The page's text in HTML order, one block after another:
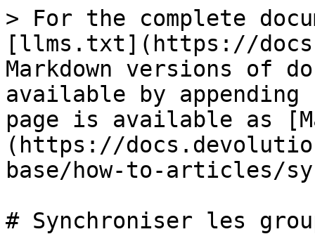
> For the complete
[llms.txt](https://
Markdown versions of
available by
page is available as
(https://
base/how-to-articles/
# Synchroniser les